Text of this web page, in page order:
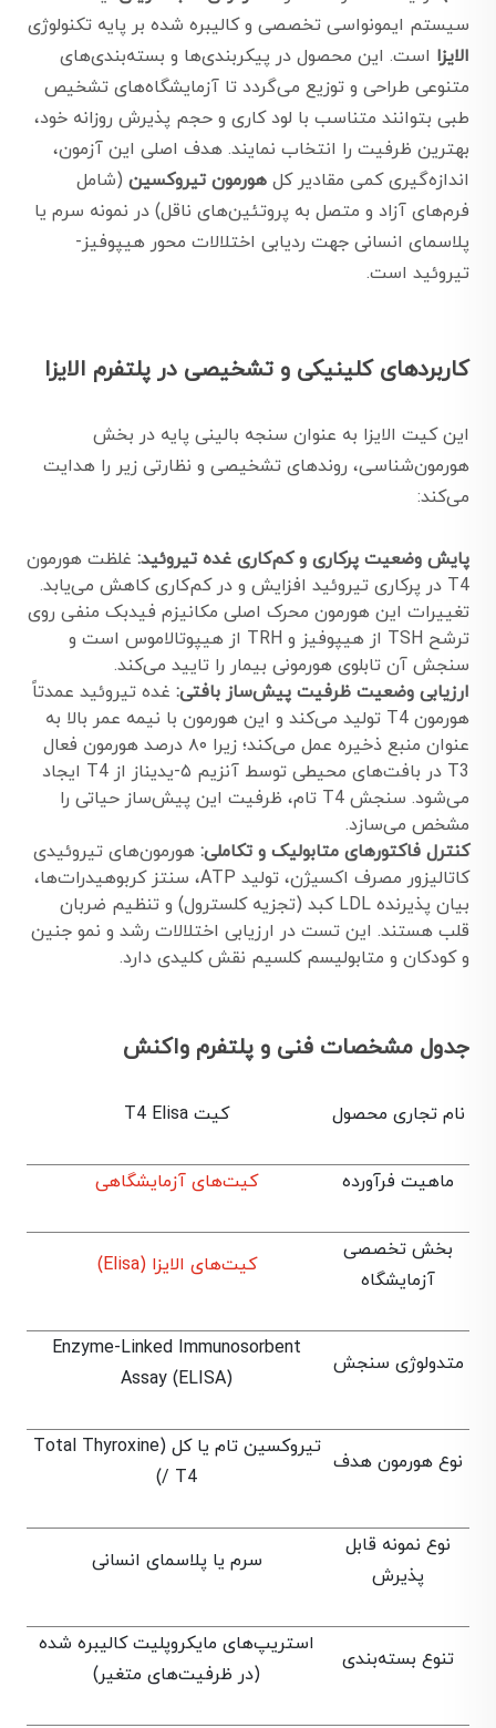
سیستم ایمونواسی تخصصی و کالیبره شده بر پایه تکنولوژی
الایزا است. این محصول در پیکربندی‌ها و بسته‌بندی‌های
متنوعی طراحی و توزیع می‌گردد تا آزمایشگاه‌های تشخیص
طبی بتوانند متناسب با لود کاری و حجم پذیرش روزانه خود،
بهترین ظرفیت را انتخاب نمایند. هدف اصلی این آزمون،
اندازه‌گیری کمی مقادیر کل هورمون تیروکسین (شامل
فرم‌های آزاد و متصل به پروتئین‌های ناقل) در نمونه سرم یا
پلاسمای انسانی جهت ردیابی اختلالات محور هیپوفیز-
تیروئید است.
کاربردهای کلینیکی و تشخیصی در پلتفرم الایزا
این کیت الایزا به عنوان سنجه بالینی پایه در بخش
هورمون‌شناسی، روندهای تشخیصی و نظارتی زیر را هدایت
می‌کند:
پایش وضعیت پرکاری و کم‌کاری غده تیروئید: غلظت هورمون
T4 در پرکاری تیروئید افزایش و در کم‌کاری کاهش می‌یابد.
تغییرات این هورمون محرک اصلی مکانیزم فیدبک منفی روی
ترشح TSH از هیپوفیز و TRH از هیپوتالاموس است و
سنجش آن تابلوی هورمونی بیمار را تایید می‌کند.
ارزیابی وضعیت ظرفیت پیش‌ساز بافتی: غده تیروئید عمدتاً
هورمون T4 تولید می‌کند و این هورمون با نیمه عمر بالا به
عنوان منبع ذخیره عمل می‌کند؛ زیرا ۸۰ درصد هورمون فعال
T3 در بافت‌های محیطی توسط آنزیم ۵-یدیناز از T4 ایجاد
می‌شود. سنجش T4 تام، ظرفیت این پیش‌ساز حیاتی را
مشخص می‌سازد.
کنترل فاکتورهای متابولیک و تکاملی: هورمون‌های تیروئیدی
کاتالیزور مصرف اکسیژن، تولید ATP، سنتز کربوهیدرات‌ها،
بیان پذیرنده LDL کبد (تجزیه کلسترول) و تنظیم ضربان
قلب هستند. این تست در ارزیابی اختلالات رشد و نمو جنین
و کودکان و متابولیسم کلسیم نقش کلیدی دارد.
جدول مشخصات فنی و پلتفرم واکنش
نام تجاری محصول کیت T4 Elisa
ماهیت فرآورده کیت‌های آزمایشگاهی
بخش تخصصی
آزمایشگاه
کیت‌های الایزا (Elisa)
متدولوژی سنجش
Enzyme-Linked Immunosorbent
Assay (ELISA)
نوع هورمون هدف
تیروکسین تام یا کل (Total Thyroxine
/ T4)
نوع نمونه قابل
پذیرش
سرم یا پلاسمای انسانی
تنوع بسته‌بندی
استریپ‌های مایکروپلیت کالیبره شده
(در ظرفیت‌های متغیر)